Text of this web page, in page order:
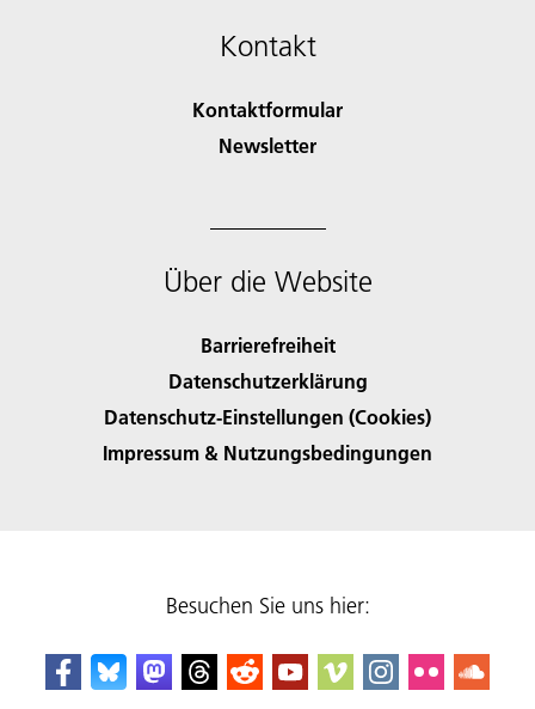
Kontakt
Kontaktformular
Newsletter
Über die Website
Barrierefreiheit
Datenschutzerklärung
Datenschutz-Einstellungen (Cookies)
Impressum & Nutzungsbedingungen
Besuchen Sie uns hier: